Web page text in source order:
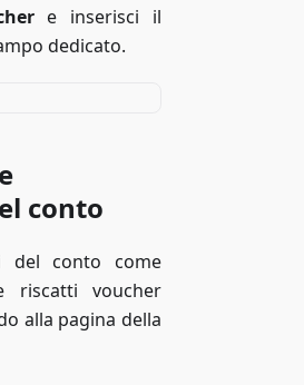
e inserisci il
dedicato.
conto
del conto come
riscatti voucher
alla pagina della